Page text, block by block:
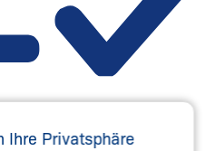
Ihre Privatsphäre